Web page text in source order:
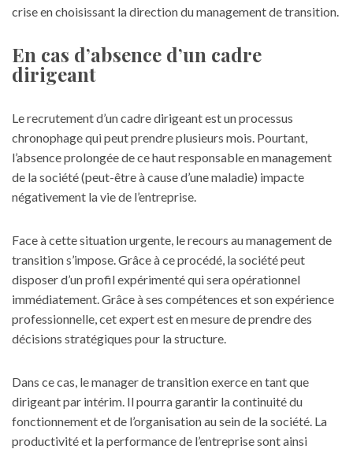
crise en choisissant la direction du management de transition.
En cas d’absence d’un cadre
dirigeant
Le recrutement d’un cadre dirigeant est un processus
chronophage qui peut prendre plusieurs mois. Pourtant,
l’absence prolongée de ce haut responsable en management
de la société (peut-être à cause d’une maladie) impacte
négativement la vie de l’entreprise.
Face à cette situation urgente, le recours au management de
transition s’impose. Grâce à ce procédé, la société peut
disposer d’un profil expérimenté qui sera opérationnel
immédiatement. Grâce à ses compétences et son expérience
professionnelle, cet expert est en mesure de prendre des
décisions stratégiques pour la structure.
Dans ce cas, le manager de transition exerce en tant que
dirigeant par intérim. Il pourra garantir la continuité du
fonctionnement et de l’organisation au sein de la société. La
productivité et la performance de l’entreprisesont ainsi